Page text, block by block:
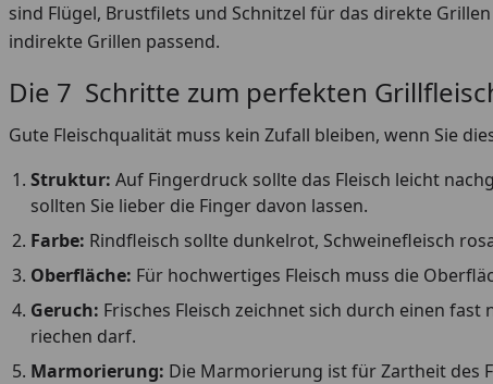
sind Flügel, Brustfilets und Schnitzel für das direkte
indirekte Grillen passend.
Die 7 Schritte zum perfekten
Gute Fleischqualität muss kein Zufall bleiben, wenn Sie
Struktur: Auf Fingerdruck sollte das Fleisch leicht
sollten Sie lieber die Finger davon lassen.
Farbe: Rindfleisch sollte dunkelrot, Schweinefleisch
Oberfläche: Für hochwertiges Fleisch muss die
Geruch: Frisches Fleisch zeichnet sich durch einen
riechen darf.
Marmorierung: Die Marmorierung ist für Zartheit des